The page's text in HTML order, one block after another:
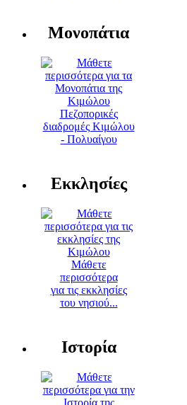
Μονοπάτια
Πεζοπορικές
διαδρομές Κιμώλου
- Πολυαίγου
Εκκλησίες
Μάθετε
περισσότερα
για τις εκκλησίες
του νησιού...
Ιστορία